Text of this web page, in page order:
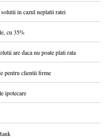
in cazul neplatii ratei
cu 35%
are daca nu poate plati rata
pentru clientii firme
ipotecare